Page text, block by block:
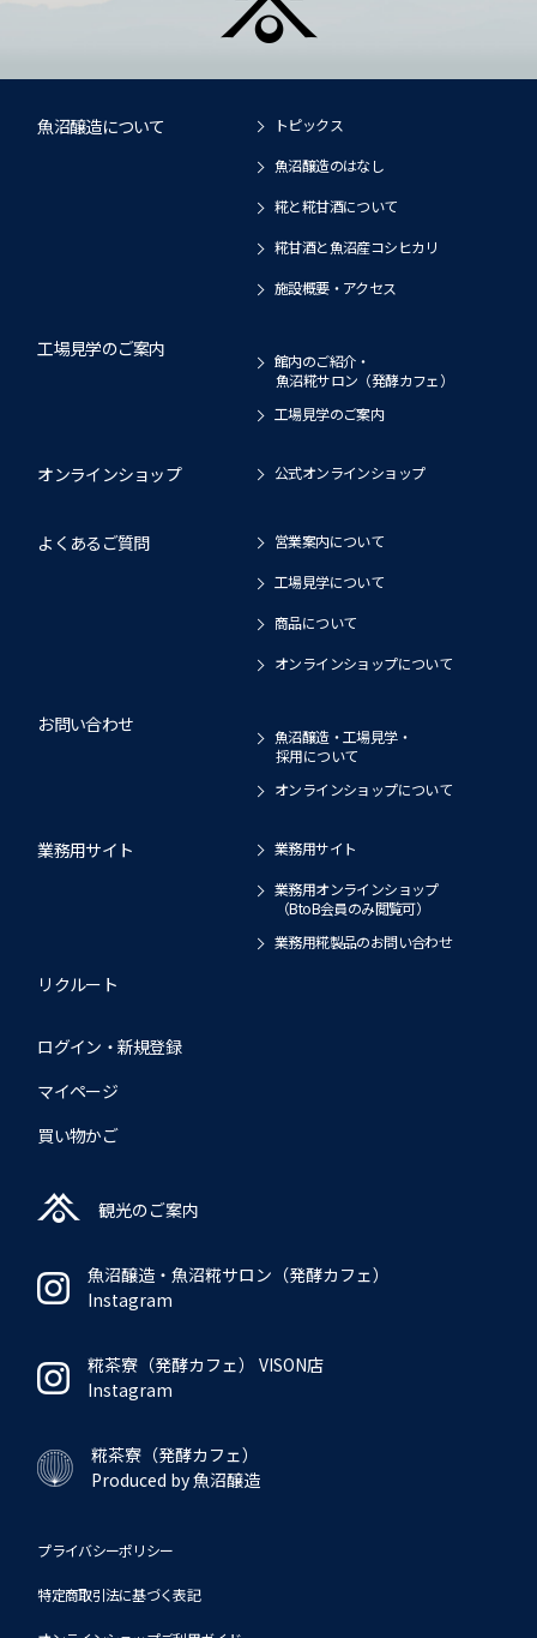
魚沼醸造について
トピックス
魚沼醸造のはなし
糀と糀甘酒について
糀甘酒と魚沼産コシヒカリ
施設概要・アクセス
工場見学のご案内
館内のご紹介・
魚沼糀サロン（発酵カフェ）
工場見学のご案内
オンラインショップ 公式オンラインショップ
よくあるご質問
営業案内について
工場見学について
商品について
オンラインショップについて
お問い合わせ
魚沼醸造・工場見学・
採用について
オンラインショップについて
業務用サイト
業務用サイト
業務用オンラインショップ
（BtoB会員のみ閲覧可）
業務用糀製品のお問い合わせ
リクルート
ログイン・新規登録
マイページ
買い物かご
観光のご案内
魚沼醸造・魚沼糀サロン （発酵カフェ）
Instagram
糀茶寮（発酵カフェ）
VISON店
Instagram
糀茶寮（発酵カフェ）
Produced by 魚沼醸造
プライバシーポリシー
特定商取引法に基づく表記